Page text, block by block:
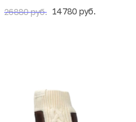
26880 руб. 14780 руб.